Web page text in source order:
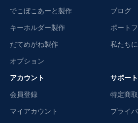
でこぼこあーと製作
キーホルダー製作
だてめがね製作
オプション
ブログ
ポート
私たち
アカウント
会員登録
マイアカウント
サポート
特定商
プライ